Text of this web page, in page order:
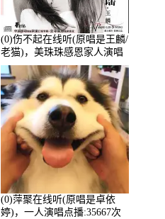
(0)伤不起在线听(原唱是王麟/
老猫)，美珠珠感恩家人演唱
点播:80218次
(0)萍聚在线听(原唱是卓依
婷)，一人演唱点播:35667次